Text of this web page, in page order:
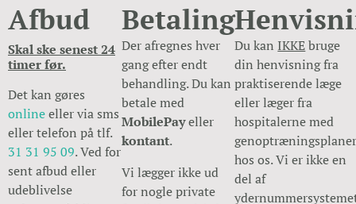
Afbud
Skal ske senest 24
timer før.
Det kan gøres
onlineeller via sms
eller telefon på tlf.
31 31 95 09. Ved for
sent afbud eller
udeblivelse
Betaling
Der afregnes hver
gang efter endt
behandling. Du kan
betale med
MobilePayeller
kontant.
Vi lægger ikke ud
for nogle private
Du kan IKKEbruge
din henvisning fra
praktiserende læge
eller læger fra
hospitalerne med
hos os. Vi er ikke en
del af